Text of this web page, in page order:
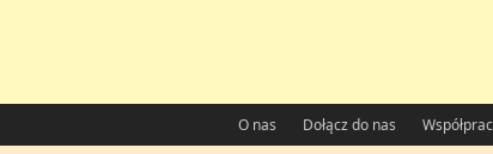
O nas Dołącz do nas